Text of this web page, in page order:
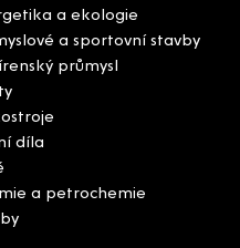
a ekologie
a sportovní stavby
průmysl
díla
a petrochemie